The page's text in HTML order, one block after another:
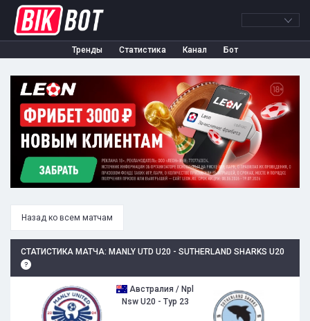
Тренды Статистика Канал Бот
Назад ко всем матчам
СТАТИСТИКА МАТЧА: MANLY UTD U20 - SUTHERLAND SHARKS U20
Австралия / Npl
Nsw U20 - Тур 23